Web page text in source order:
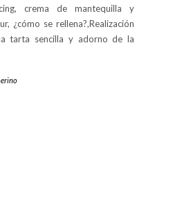
crema de mantequilla y
¿cómo se rellena?,Realización
tarta sencilla y adorno de la